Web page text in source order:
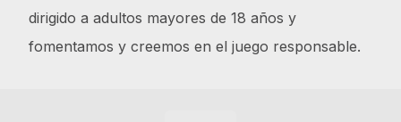
dirigido a adultos mayores de 18 años y
fomentamos y creemos en el juego responsable.